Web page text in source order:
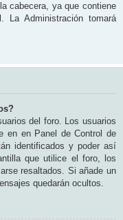
cabecera, ya que contiene
La Administración tomará
del foro. Los usuarios
en en Panel de Control de
identificados y poder así
que utilice el foro, los
resaltados. Si añade un
quedarán ocultos.